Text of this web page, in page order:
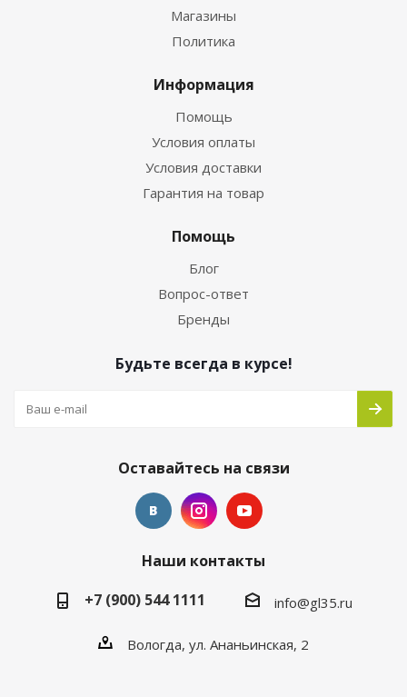
Магазины
Политика
Информация
Помощь
Условия оплаты
Условия доставки
Гарантия на товар
Помощь
Блог
Вопрос-ответ
Бренды
Будьте всегда в курсе!
Оставайтесь на связи
Наши контакты
+7 (900) 544 1111
info@gl35.ru
Вологда, ул. Ананьинская, 2